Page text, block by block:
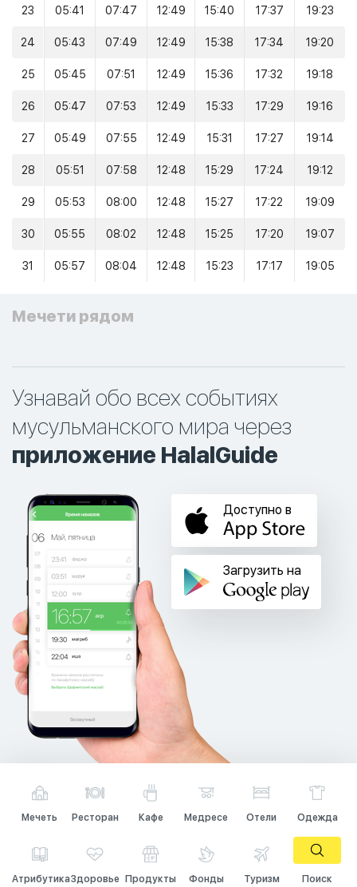
23 05:41 07:47 12:49 15:40 17:37 19:23
24 05:43 07:49 12:49 15:38 17:34 19:20
25 05:45 07:51 12:49 15:36 17:32 19:18
26 05:47 07:53 12:49 15:33 17:29 19:16
27 05:49 07:55 12:49 15:31 17:27 19:14
28 05:51 07:58 12:48 15:29 17:24 19:12
29 05:53 08:00 12:48 15:27 17:22 19:09
30 05:55 08:02 12:48 15:25 17:20 19:07
31 05:57 08:04 12:48 15:23 17:17 19:05
Мечети рядом
Узнавай обо всех событиях
мусульманского мира через
приложение HalalGuide
Доступно в
Загрузить на
Мечеть Ресторан Кафе Медресе Отели Одежда
АтрибутикаЗдоровье Продукты Фонды Туризм Поиск